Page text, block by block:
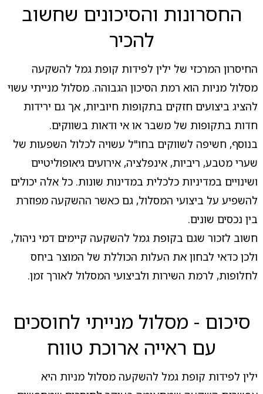
החסרונות והסיכונים שחשוב
להכיר
החיסרון המרכזי של ילין לפידות קופת גמל להשקעה
מסלול מניות הוא רמת הסיכון הגבוהה. מסלול מנייתי עשוי
להציג ביצועים חזקים בתקופות חיוביות, אך גם ירידות
חדות בתקופות של משבר או אי ודאות בשווקים.
בנוסף, חשיפה לשווקים בחו"ל עשויה לכלול השפעות של
שערי מטבע, ריביות, אינפלציה, אירועים גיאופוליטיים
ושינויים במדיניות כלכלית במדינות שונות. כל אלה יכולים
להשפיע על ביצועי המסלול, גם כאשר ההשקעה מפוזרת
בין נכסים שונים.
חשוב לזכור שגם בקופת גמל להשקעה קיימים דמי ניהול,
ולכן כדאי לבחון את העלות הכוללת של המוצר ביחס
לחלופות, לרמת השירות ולביצועי המסלול לאורך זמן.
סיכום - מסלול מנייתי לחוסכים
עם ראייה ארוכת טווח
ילין לפידות קופת גמל להשקעה מסלול מניות היא